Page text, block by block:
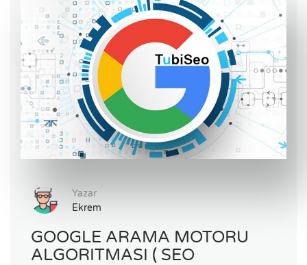
Yazar
Ekrem
GOOGLE ARAMA MOTORU
ALGORITMASI ( SEO